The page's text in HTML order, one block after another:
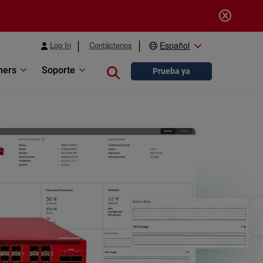
Log In Contáctenos Español
Soporte Close searchPrueba ya